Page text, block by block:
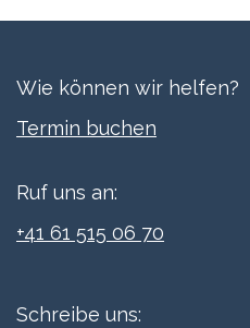
Wie können wir helfen?
Termi​n buchen
Ruf uns an:
+41 61 515 06 70
Schreibe uns: